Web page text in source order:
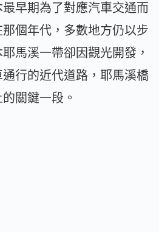
早期為了對應汽車交通而
個年代，多數地方仍以步
馬溪一帶卻因觀光開發，
行的近代道路，耶馬溪橋
關鍵一段。